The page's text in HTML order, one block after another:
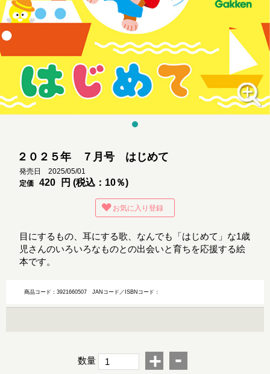
２０２５年 ７月号 はじめて
発売日 2025/05/01
定価
420 円 (税込：10％)
お気に入り登録
目にするもの、耳にする歌、なんでも「はじめて」な1歳
児さんのいろいろなものとの出会いと育ちを応援する絵
本です。
商品コード：3921660507JANコード／ISBNコード：
数量 + -